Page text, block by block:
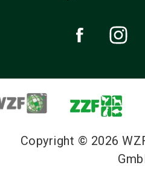
Copyright © 2026